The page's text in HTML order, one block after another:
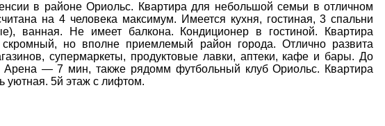
в районе Ориольс. Квартира для небольшой семьи в отличном
на 4 человека максимум. Имеется кухня, гостиная, 3 спальни
ванная. Не имеет балкона. Кондиционер в гостиной. Квартира
скромный, но вполне приемлемый район города. Отлично развита
супермаркеты, продуктовые лавки, аптеки, кафе и бары. До
— 7 мин, также рядомм футбольный клуб Ориольс. Квартира
уютная. 5й этаж с лифтом.